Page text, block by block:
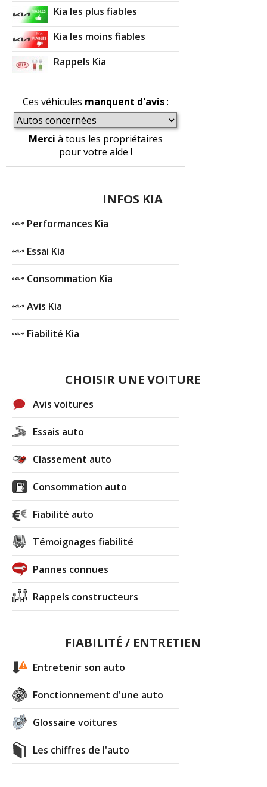
Kia les plus fiables
Kia les moins fiables
Rappels Kia
Ces véhicules manquent d'avis:
Merci à tous les propriétaires
pour votre aide !
INFOS KIA
Performances Kia
Essai Kia
Consommation Kia
Avis Kia
Fiabilité Kia
CHOISIR UNE VOITURE
Avis voitures
Essais auto
Classement auto
Consommation auto
Fiabilité auto
Témoignages fiabilité
Pannes connues
Rappels constructeurs
FIABILITÉ / ENTRETIEN
Entretenir son auto
Fonctionnement d'une auto
Glossaire voitures
Les chiffres de l'auto